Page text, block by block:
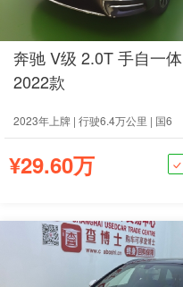
奔驰 V级 2.0T 手自一
2022款
2023年上牌 | 行驶6.4万公里 | 国6
¥29.60万